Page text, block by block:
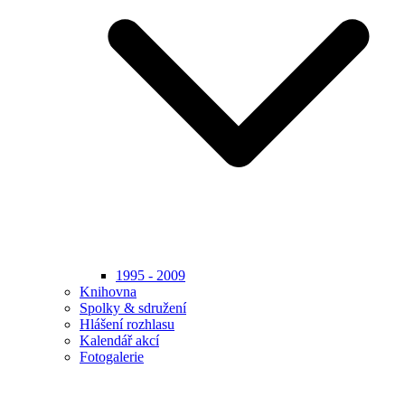
1995 - 2009
Knihovna
Spolky & sdružení
Hlášení rozhlasu
Kalendář akcí
Fotogalerie